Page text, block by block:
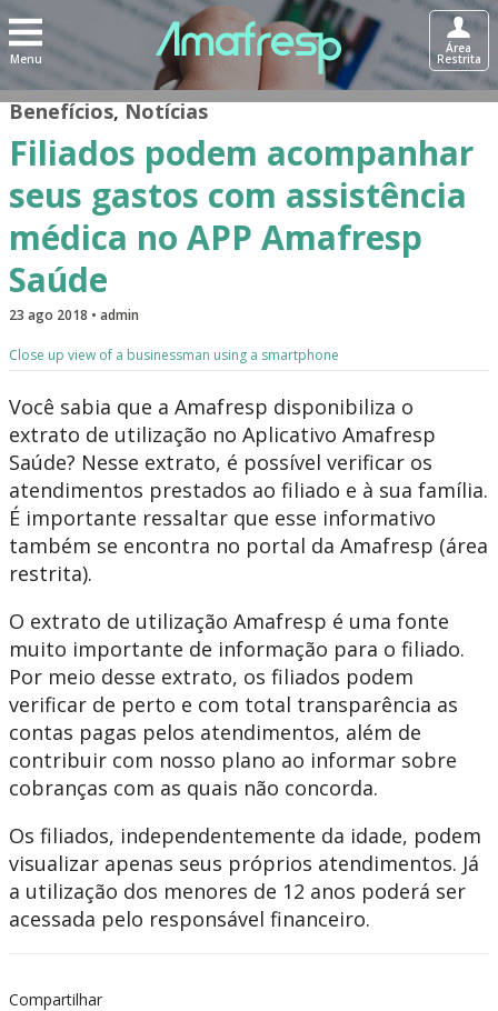
Menu
Área
Restrita
Benefícios,Notícias
Filiados podem acompanhar
seus gastos com assistência
médica no APP Amafresp
Saúde
23 ago 2018 • admin
Close up view of a businessman using a smartphone
Você sabia que a Amafresp disponibiliza o
extrato de utilização no Aplicativo Amafresp
Saúde? Nesse extrato, é possível verificar os
atendimentos prestados ao filiado e à sua família.
É importante ressaltar que esse informativo
também se encontra no portal da Amafresp (área
restrita).
O extrato de utilização Amafresp é uma fonte
muito importante de informação para o filiado.
Por meio desse extrato, os filiados podem
verificar de perto e com total transparência as
contas pagas pelos atendimentos, além de
contribuir com nosso plano ao informar sobre
cobranças com as quais não concorda.
Os filiados, independentemente da idade, podem
visualizar apenas seus próprios atendimentos. Já
a utilização dos menores de 12 anos poderá ser
acessada pelo responsável financeiro.
Compartilhar